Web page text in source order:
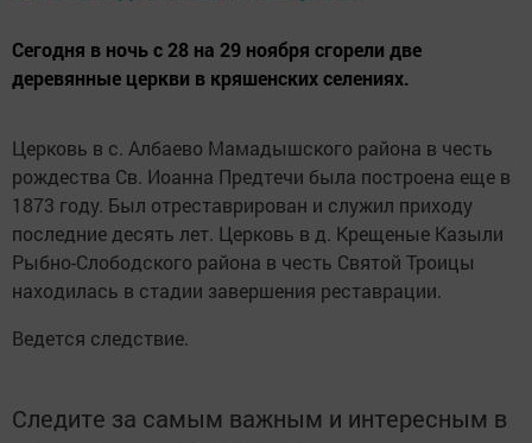
Сегодня в ночь с 28 на 29 ноября сгорели две
деревянные церкви в кряшенских селениях.
Церковь в с. Албаево Мамадышского района в честь
рождества Св. Иоанна Предтечи была построена еще в
1873 году. Был отреставрирован и служил приходу
последние десять лет. Церковь в д. Крещеные Казыли
Рыбно-Слободского района в честь Святой Троицы
находилась в стадии завершения реставрации.
Ведется следствие.
Следите за самым важным и интересным в